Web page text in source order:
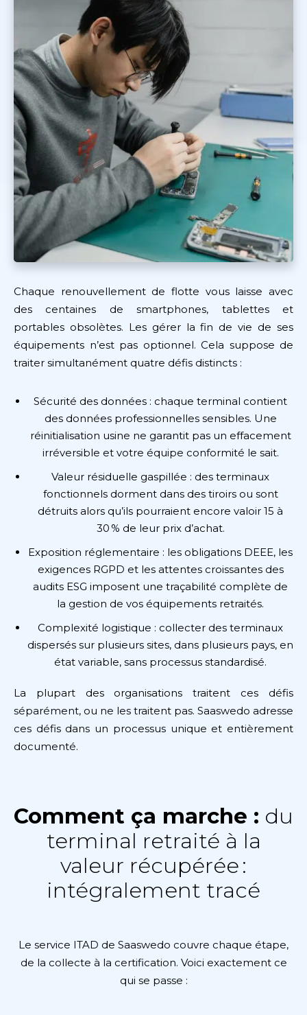
Chaque renouvellement de flotte vous laisse avec
des centaines de smartphones, tablettes et
portables obsolètes. Les gérer la fin de vie de ses
équipements n’est pas optionnel. Cela suppose de
traiter simultanément quatre défis distincts :
Sécurité des données : chaque terminal contient
des données professionnelles sensibles. Une
réinitialisation usine ne garantit pas un effacement
irréversible et votre équipe conformité le sait.
Valeur résiduelle gaspillée : des terminaux
fonctionnels dorment dans des tiroirs ou sont
détruits alors qu’ils pourraient encore valoir 15 à
30 % de leur prix d’achat.
Exposition réglementaire : les obligations DEEE, les
exigences RGPD et les attentes croissantes des
audits ESG imposent une traçabilité complète de
la gestion de vos équipements retraités.
Complexité logistique : collecter des terminaux
dispersés sur plusieurs sites, dans plusieurs pays, en
état variable, sans processus standardisé.
La plupart des organisations traitent ces défis
séparément, ou ne les traitent pas. Saaswedo adresse
ces défis dans un processus unique et entièrement
documenté.
Comment ça marche : du
terminal retraité à la
valeur récupérée :
intégralement tracé
Le service ITAD de Saaswedo couvre chaque étape,
de la collecte à la certification. Voici exactement ce
qui se passe :